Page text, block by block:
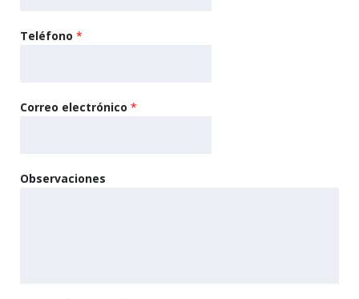
Teléfono *
Correo electrónico *
Observaciones